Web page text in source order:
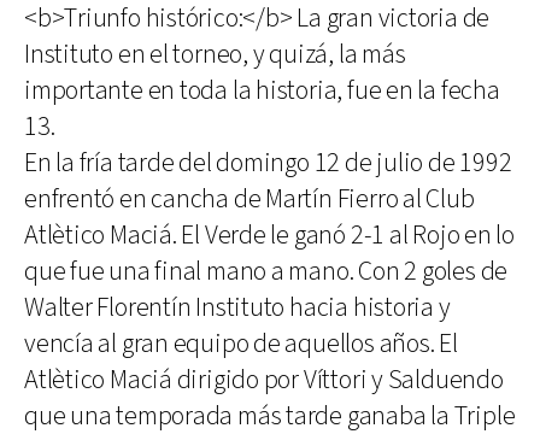
<b>Triunfo histórico:</b> La gran victoria de
Instituto en el torneo, y quizá, la más
importante en toda la historia, fue en la fecha
13.
En la fría tarde del domingo 12 de julio de 1992
enfrentó en cancha de Martín Fierro al Club
Atlètico Maciá. El Verde le ganó 2-1 al Rojo en lo
que fue una final mano a mano. Con 2 goles de
Walter Florentín Instituto hacia historia y
vencía al gran equipo de aquellos años. El
Atlètico Maciá dirigido por Víttori y Salduendo
que una temporada más tarde ganaba la Triple